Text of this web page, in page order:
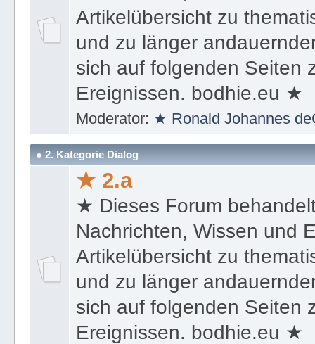
Artikelübersicht zu
und zu länger
sich auf folgenden Seiten
Ereignissen. bodhie.eu ★
Moderator: ★ Ronald Johannes
● 2. Kategorie Dialog
★ 2.a
★ Dieses Forum
Nachrichten, Wissen und
Artikelübersicht zu
und zu länger
sich auf folgenden Seiten
Ereignissen. bodhie.eu ★